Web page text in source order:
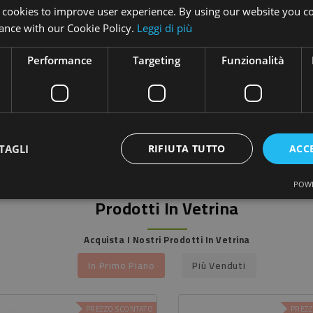
15,50 €
Prezzo
base
20,50 €
Aggiungi
Prodotti In Vetrina
Acquista I Nostri Prodotti In Vetrina
In Primo Piano Più Venduti
PREZZO SCONTATO
to improve user experience. By using our website you
with our Cookie Policy. Leggi di più
Performance Targeting Funzionalità
RIFIUTA TUTTO